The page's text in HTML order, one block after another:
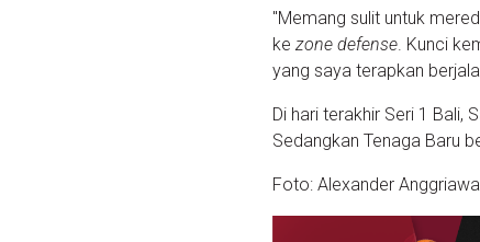
"Memang sulit untuk
kezone defense. Kunci
yang saya terapkan
Di hari terakhir Seri 1 Bali,
Sedangkan Tenaga Baru
Foto: Alexander